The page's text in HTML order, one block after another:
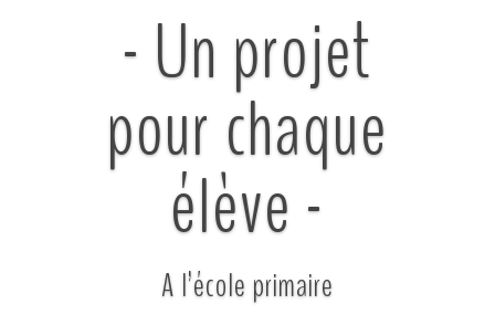
- Un projet
pour chaque
élève -
A l’école primaire